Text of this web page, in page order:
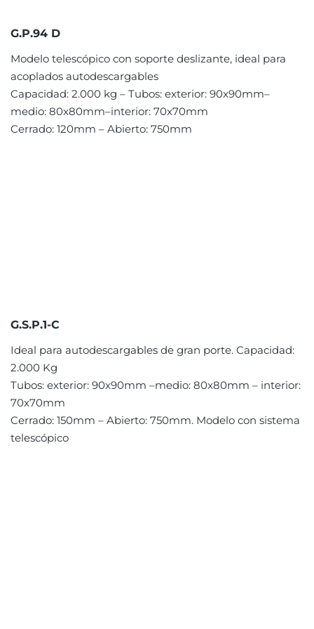
G.P.94 D
Modelo telescópico con soporte deslizante, ideal para
acoplados autodescargables
Capacidad: 2.000 kg – Tubos: exterior: 90x90mm–
medio: 80x80mm–interior: 70x70mm
Cerrado: 120mm – Abierto: 750mm
G.S.P.1-C
Ideal para autodescargables de gran porte. Capacidad:
2.000 Kg
Tubos: exterior: 90x90mm –medio: 80x80mm – interior:
70x70mm
Cerrado: 150mm – Abierto: 750mm. Modelo con sistema
telescópico